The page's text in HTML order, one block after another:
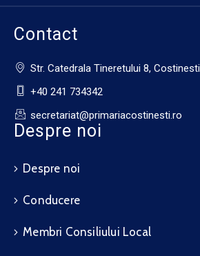
Contact
Str. Catedrala Tineretului 8, Costinesti
+40 241 734342
secretariat@primariacostinesti.ro​
Despre noi
Despre noi
Conducere
Membri Consiliului Local